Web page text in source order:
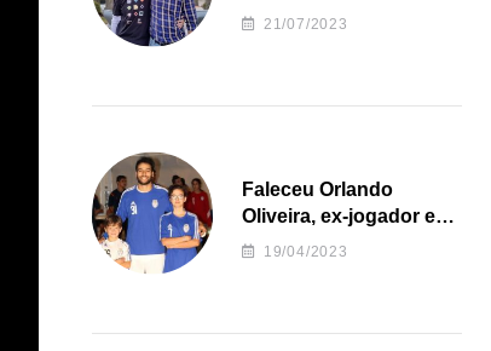
irregularidades da
21/07/2023
Faleceu Orlando
Oliveira, ex-jogador e
treinador da formação
19/04/2023